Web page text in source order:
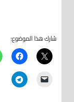
شارك هذا الموضوع: